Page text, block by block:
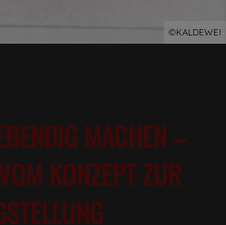
©KALDEWEI
MACHEN –
KONZEPT ZUR